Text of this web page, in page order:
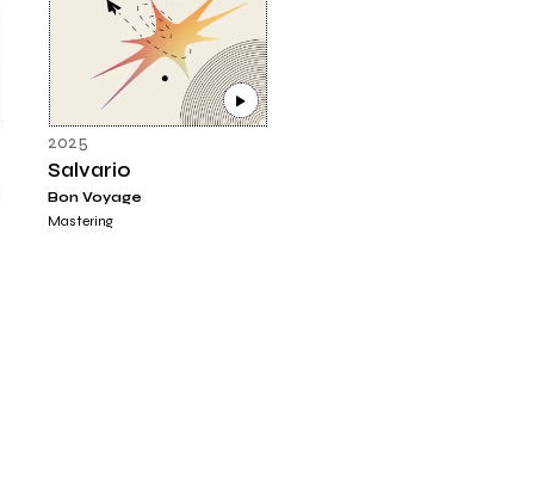
2025
Salvario
Bon Voyage
Mastering